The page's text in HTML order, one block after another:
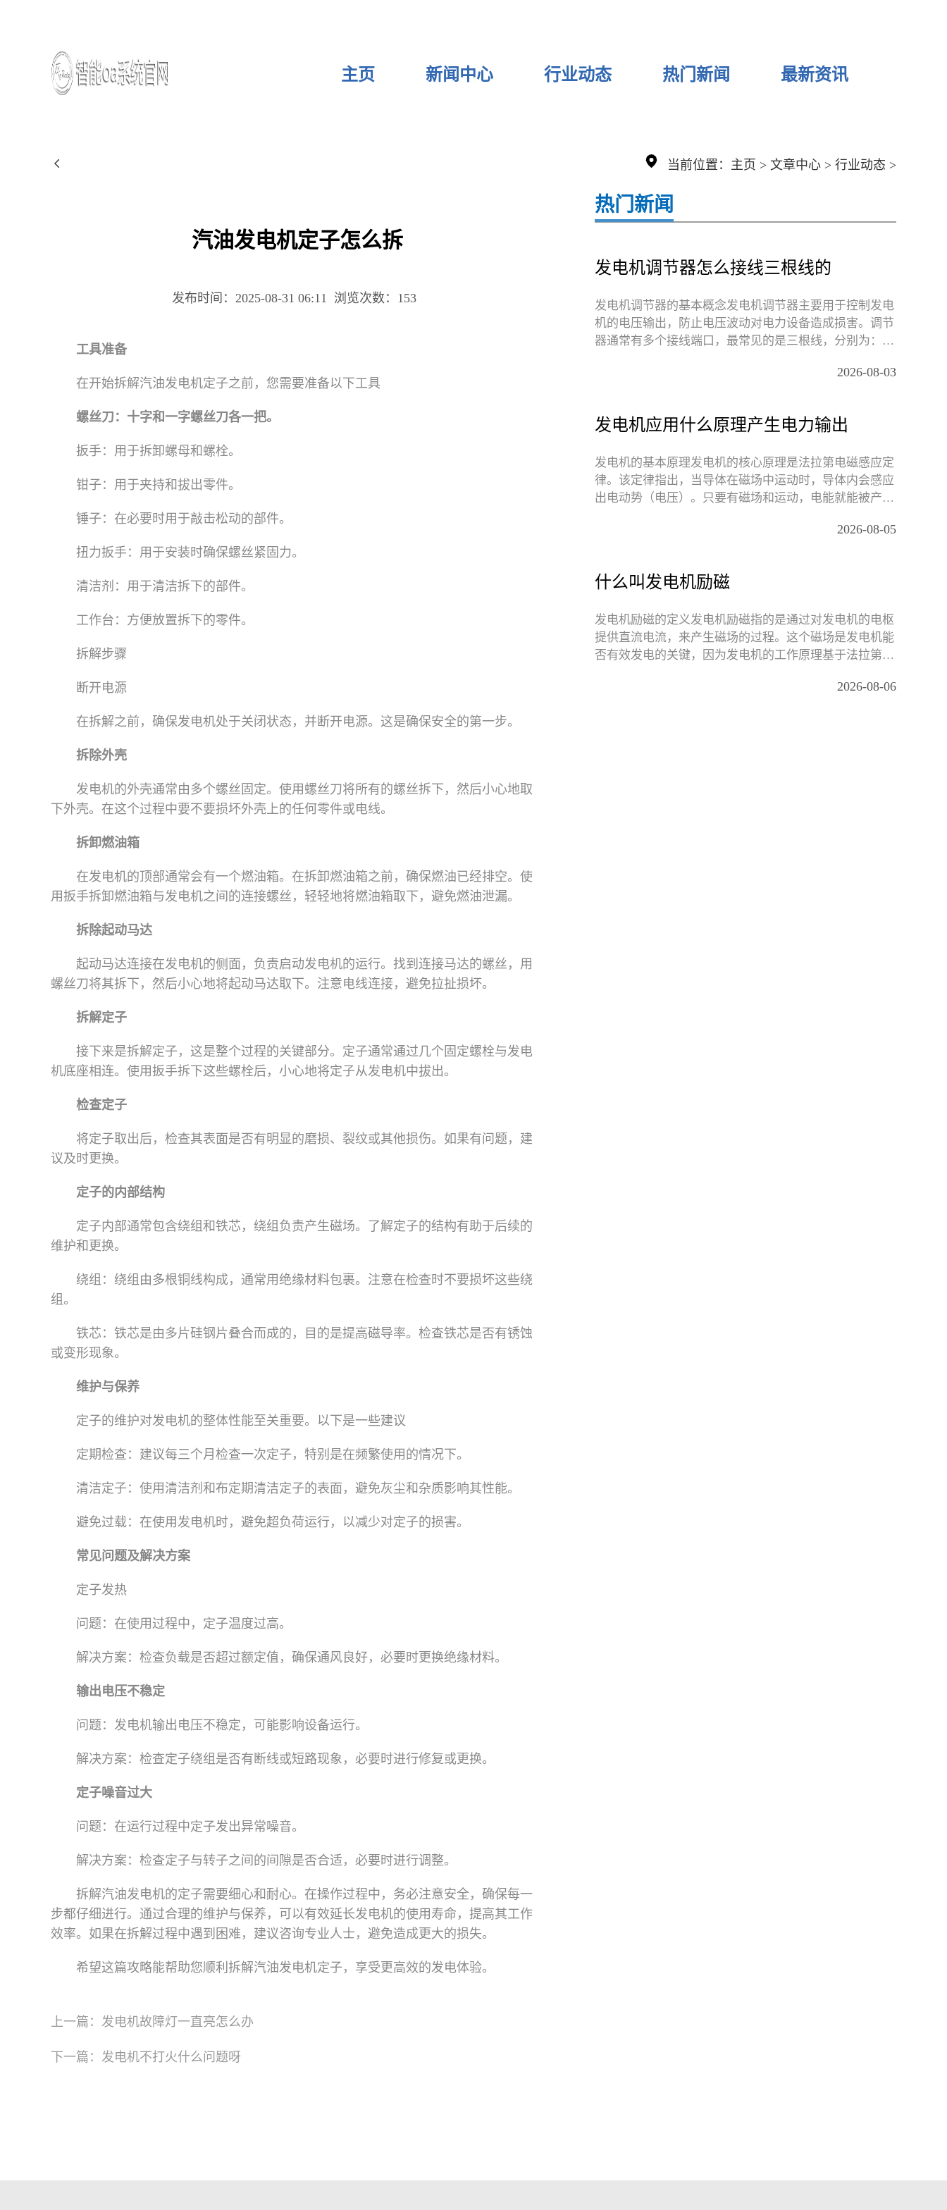
主页 新闻中心 行业动态 热门新闻 最新资讯
当前位置： 主页 > 文章中心 > 行业动态 >
汽油发电机定子怎么拆
发布时间：2025-08-31 06:11 浏览次数：153
工具准备
在开始拆解汽油发电机定子之前，您需要准备以下工具
螺丝刀：十字和一字螺丝刀各一把。
扳手：用于拆卸螺母和螺栓。
钳子：用于夹持和拔出零件。
锤子：在必要时用于敲击松动的部件。
扭力扳手：用于安装时确保螺丝紧固力。
清洁剂：用于清洁拆下的部件。
工作台：方便放置拆下的零件。
拆解步骤
断开电源
在拆解之前，确保发电机处于关闭状态，并断开电源。这是确保安全的第一步。
拆除外壳
发电机的外壳通常由多个螺丝固定。使用螺丝刀将所有的螺丝拆下，然后小心地取
下外壳。在这个过程中要不要损坏外壳上的任何零件或电线。
拆卸燃油箱
在发电机的顶部通常会有一个燃油箱。在拆卸燃油箱之前，确保燃油已经排空。使
用扳手拆卸燃油箱与发电机之间的连接螺丝，轻轻地将燃油箱取下，避免燃油泄漏。
拆除起动马达
起动马达连接在发电机的侧面，负责启动发电机的运行。找到连接马达的螺丝，用
螺丝刀将其拆下，然后小心地将起动马达取下。注意电线连接，避免拉扯损坏。
拆解定子
接下来是拆解定子，这是整个过程的关键部分。定子通常通过几个固定螺栓与发电
机底座相连。使用扳手拆下这些螺栓后，小心地将定子从发电机中拔出。
检查定子
将定子取出后，检查其表面是否有明显的磨损、裂纹或其他损伤。如果有问题，建
议及时更换。
定子的内部结构
定子内部通常包含绕组和铁芯，绕组负责产生磁场。了解定子的结构有助于后续的
维护和更换。
绕组：绕组由多根铜线构成，通常用绝缘材料包裹。注意在检查时不要损坏这些绕
组。
铁芯：铁芯是由多片硅钢片叠合而成的，目的是提高磁导率。检查铁芯是否有锈蚀
或变形现象。
维护与保养
定子的维护对发电机的整体性能至关重要。以下是一些建议
定期检查：建议每三个月检查一次定子，特别是在频繁使用的情况下。
清洁定子：使用清洁剂和布定期清洁定子的表面，避免灰尘和杂质影响其性能。
避免过载：在使用发电机时，避免超负荷运行，以减少对定子的损害。
常见问题及解决方案
定子发热
问题：在使用过程中，定子温度过高。
解决方案：检查负载是否超过额定值，确保通风良好，必要时更换绝缘材料。
输出电压不稳定
问题：发电机输出电压不稳定，可能影响设备运行。
解决方案：检查定子绕组是否有断线或短路现象，必要时进行修复或更换。
定子噪音过大
问题：在运行过程中定子发出异常噪音。
解决方案：检查定子与转子之间的间隙是否合适，必要时进行调整。
拆解汽油发电机的定子需要细心和耐心。在操作过程中，务必注意安全，确保每一
步都仔细进行。通过合理的维护与保养，可以有效延长发电机的使用寿命，提高其工作
效率。如果在拆解过程中遇到困难，建议咨询专业人士，避免造成更大的损失。
希望这篇攻略能帮助您顺利拆解汽油发电机定子，享受更高效的发电体验。
上一篇： 发电机故障灯一直亮怎么办
下一篇： 发电机不打火什么问题呀
热门新闻
发电机调节器怎么接线三根线的
发电机调节器的基本概念发电机调节器主要用于控制发电
机的电压输出，防止电压波动对电力设备造成损害。调节
器通常有多个接线端口，最常见的是三根线，分别为：输
2026-08-03
发电机应用什么原理产生电力输出
发电机的基本原理发电机的核心原理是法拉第电磁感应定
律。该定律指出，当导体在磁场中运动时，导体内会感应
出电动势（电压）。只要有磁场和运动，电能就能被产
2026-08-05
什么叫发电机励磁
发电机励磁的定义发电机励磁指的是通过对发电机的电枢
提供直流电流，来产生磁场的过程。这个磁场是发电机能
否有效发电的关键，因为发电机的工作原理基于法拉第电
2026-08-06